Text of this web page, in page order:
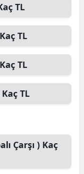
TL
Kaç TL
Kaç TL
Kaç TL
Çarşı ) Kaç